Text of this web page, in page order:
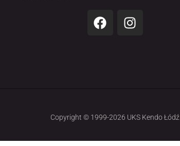
Copyright © 1999-2026 UKS Kendo Łódź